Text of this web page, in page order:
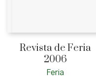
Revista de Feria
2006
Feria